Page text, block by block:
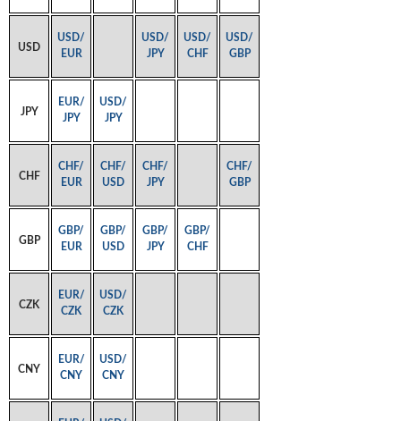
USD
USD/
EUR
USD/
JPY
USD/
CHF
USD/
GBP
JPY
EUR/
JPY
USD/
JPY
CHF
CHF/
EUR
CHF/
USD
CHF/
JPY
CHF/
GBP
GBP
GBP/
EUR
GBP/
USD
GBP/
JPY
GBP/
CHF
CZK
EUR/
CZK
USD/
CZK
CNY
EUR/
CNY
USD/
CNY